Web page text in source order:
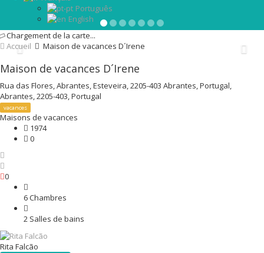
Português
English
Chargement de la carte...
Accueil
Maison de vacances D´Irene
Maison de vacances D´Irene
Rua das Flores, Abrantes, Esteveira, 2205-403 Abrantes, Portugal,
Abrantes, 2205-403, Portugal
vacances
Maisons de vacances
1974
0
0
6 Chambres
2 Salles de bains
Rita Falcão